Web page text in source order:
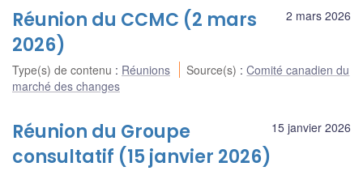
2 mars 2026
Réunion du CCMC (2 mars
2026)
Type(s) de contenu : Réunions Source(s) :Comité canadien du
marché des changes
15 janvier 2026
Réunion du Groupe
consultatif (15 janvier 2026)